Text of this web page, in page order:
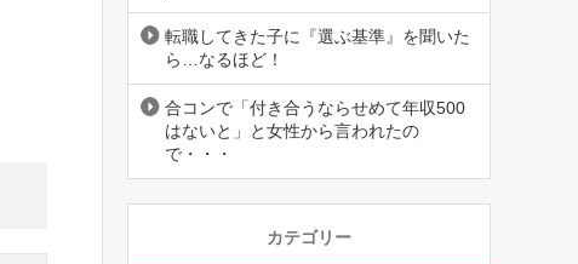
転職してきた子に『選ぶ基準』を聞いた
ら…なるほど！
合コンで「付き合うならせめて年収500
はないと」と女性から言われたの
で・・・
カテゴリー